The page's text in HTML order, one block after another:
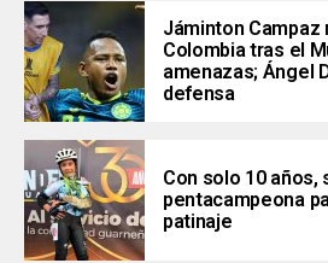
Jáminton Campaz
Colombia tras el
amenazas; Ángel
defensa
Con solo 10 años,
pentacampeona
patinaje